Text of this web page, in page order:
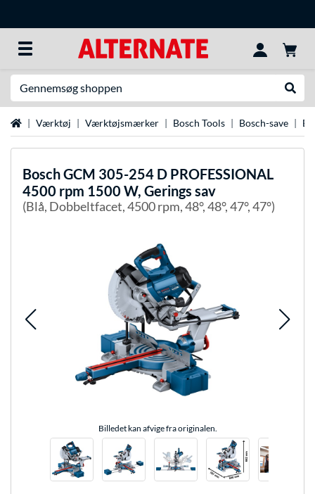
StartsideVærktøj Værktøjsmærker Bosch Tools Bosch-save
BoschGCM 305-254 D PROFESSIONAL
4500 rpm 1500 W, Gerings sav
(Blå, Dobbeltfacet, 4500 rpm, 48°, 48°, 47°, 47°)
Billedet kan afvige fra originalen.